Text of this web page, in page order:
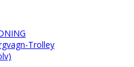
Trolley